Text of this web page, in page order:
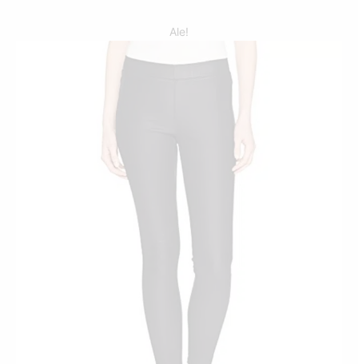
Ale!
TUOTTEELLA
ON
USEAMPI